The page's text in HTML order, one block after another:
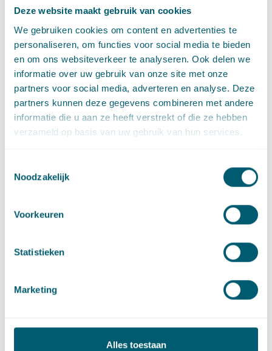
Deze website maakt gebruik van cookies
We gebruiken cookies om content en advertenties te
personaliseren, om functies voor social media te bieden
en om ons websiteverkeer te analyseren. Ook delen we
informatie over uw gebruik van onze site met onze
partners voor social media, adverteren en analyse. Deze
partners kunnen deze gegevens combineren met andere
informatie die u aan ze heeft verstrekt of die ze hebben
verzameld op basis van uw gebruik van hun services.
Noodzakelijk
Voorkeuren
Statistieken
Marketing
Alles toestaan
onvoldoende grondslag geven om te kunnen vaststellen dat er
sprake is van overtredingen van artikel 1a, eerste lid, van de
Woningwet en de artikelen 2.22 en 7.21 van het Bouwbesluit.
Zo is in de rapporten onvoldoende inzichtelijk gemaakt waar
het door het college genoemde gevaar voor de gezondheid of
veiligheid uit bestaat en hoe bijvoorbeeld loszittende
inspectierapport geven daarvoor onvoldoende uitsluitsel. Het
Echter oordeelt de Afdeling dat de perceeleigenaar niet heeft
invordering afgezien moest worden. Bij het bepalen van de
de verschillende aan de last ten grondslag gelegde
overtredingen. Het betoog dat de last onder dwangsom ten
onrechte een (hoog) bedrag ineens voorschrijft in plaats van
een dwangsom per overtreding, had de perceeleigenaar tegen